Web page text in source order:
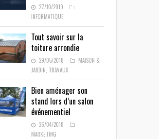
27/10/2019
INFORMATIQUE
Tout savoir sur la
toiture arrondie
29/05/2018
MAISON &
JARDIN TRAVAUX
Bien aménager son
stand lors d’un salon
événementiel
26/04/2018
MARKETING